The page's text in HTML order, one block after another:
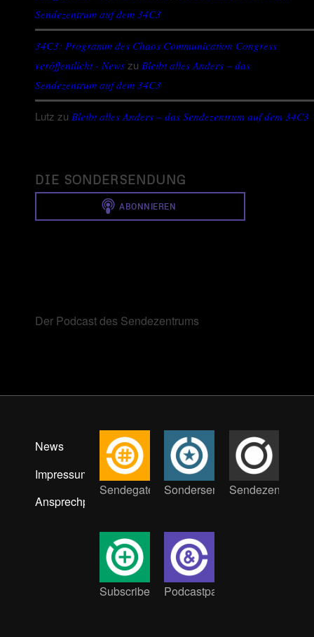
Sendezentrum auf dem 34C3
34C3: Programm des Chaos Communication Congress
veröffentlicht - News zu Bleibt alles Anders – das
Sendezentrum auf dem 34C3
Lutz zu Bleibt alles Anders – das Sendezentrum auf dem 34C3
DIE SONDERSENDUNG
Der Podcast des Sendezentrums
News
Impressum
Ansprechpartner:innen
Sendegate
Subscribe
Sondersendung
Podcastpat:innen
Sendezentrum